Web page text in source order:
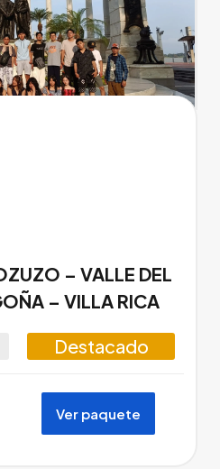
– VALLE DEL
– VILLA RICA
Destacado
Ver paquete